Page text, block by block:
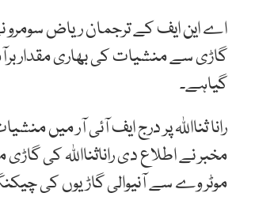
اے این ایف کے ترجمان ریاض سومرو نے
گاڑی سے منشیات کی بھاری مقدار
گیاہے۔
مخبر نے اطلاع دی راناثنااللہ کی
موٹر وے سے آنیوالی گاڑیوں کی